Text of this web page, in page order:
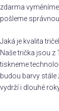
zdarma
pošleme
Jaká je kvalita
Naše trička jsou
tiskneme
budou barvy stále
vydrží i dlouhé